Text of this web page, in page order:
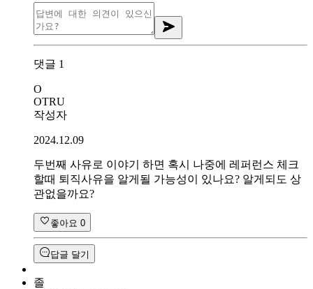
댓글 1
O
OTRU
작성자
2024.12.09
두번째 사유로 이야기 하면 혹시 나중에 레퍼런스 체크
할때 퇴직사유을 알게될 가능성이 있나요? 알게되도 상
관없을까요?
좋아요 0
답글 달기
졸